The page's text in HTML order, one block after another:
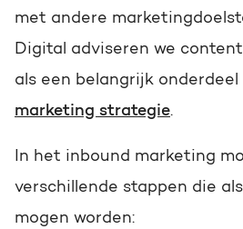
met andere
Digital adviseren we
als een belangrijk onderdeel
marketing strategie.
In het inbound marketing
verschillende stappen die
mogen worden: